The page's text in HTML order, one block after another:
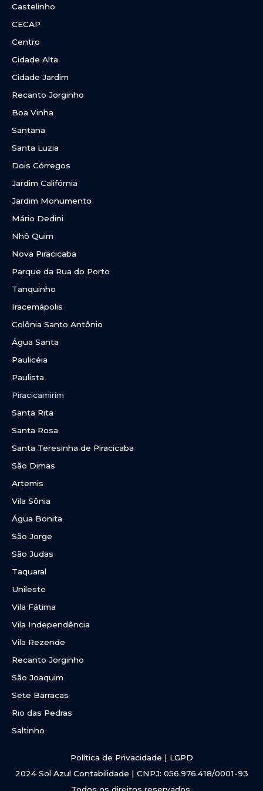
Castelinho
CECAP
Centro
Cidade Alta
Cidade Jardim
Recanto Jorginho
Boa Vinha
Santana
Santa Luzia
Dois Córregos
Jardim Califórnia
Jardim Monumento
Mário Dedini
Nhô Quim
Nova Piracicaba
Parque da Rua do Porto
Tanquinho
Iracemápolis
Colônia Santo Antônio
Água Santa
Paulicéia
Paulista
Piracicamirim
Santa Rita
Santa Rosa
Santa Teresinha de Piracicaba
São Dimas
Artemis
Vila Sônia
Água Bonita
São Jorge
São Judas
Taquaral
Unileste
Vila Fátima
Vila Independência
Vila Rezende
Recanto Jorginho
São Joaquim
Sete Barracas
Rio das Pedras
Saltinho
Política de Privacidade | LGPD
2024 Sol Azul Contabilidade | CNPJ: 056.976.418/0001-93